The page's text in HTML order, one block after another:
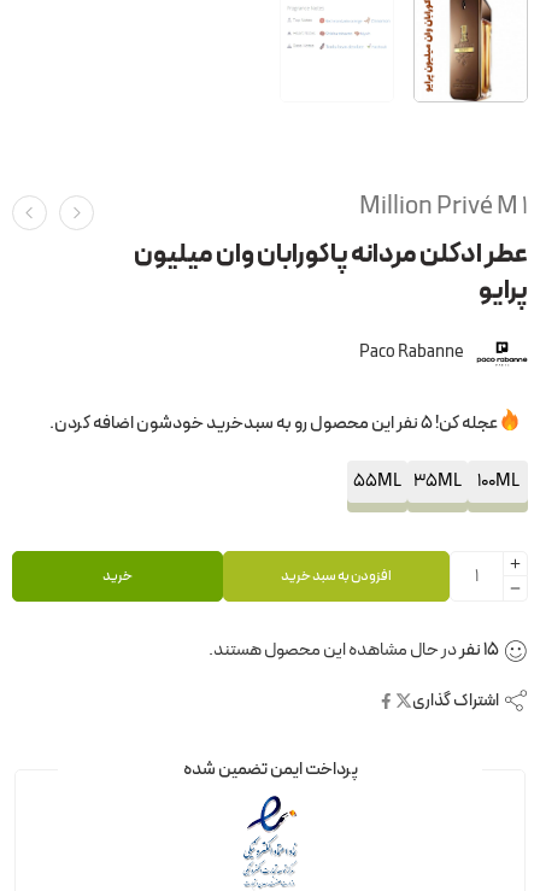
1 Million Privé M
عطر ادکلن مردانه پاکورابان وان میلیون
پرایو
Paco Rabanne
عجله کن! 5 نفر این محصول رو به سبدخرید خودشون اضافه کردن.
100ML
35ML
55ML
افزودن به سبد خرید خرید
15نفردر حال مشاهده این محصول هستند.
اشتراک گذاری
پرداخت ایمن تضمین شده